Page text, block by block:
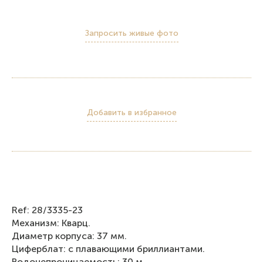
Запросить живые фото
Добавить в избранное
Ref: 28/3335-23
Механизм: Кварц.
Диаметр корпуса: 37 мм.
Циферблат: с плавающими бриллиантами.